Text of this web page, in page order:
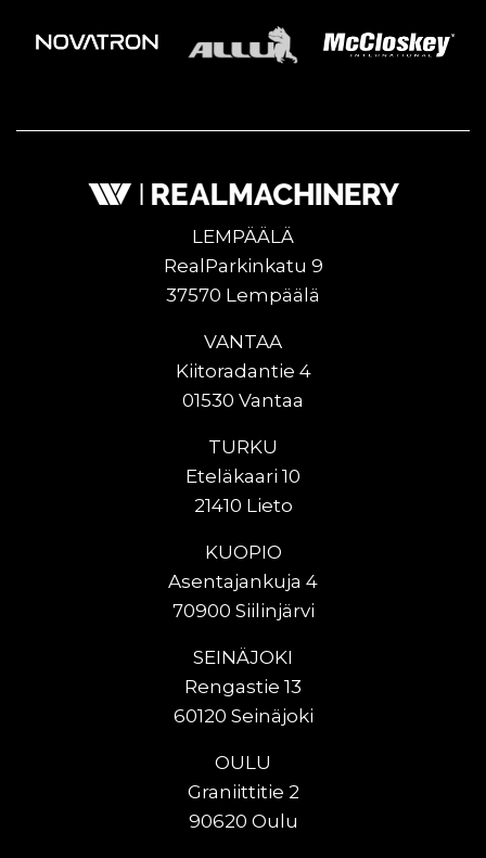
LEMPÄÄLÄ
RealParkinkatu 9
37570 Lempäälä
VANTAA
Kiitoradantie 4
01530 Vantaa
TURKU
Eteläkaari 10
21410 Lieto
KUOPIO
Asentajankuja 4
70900 Siilinjärvi
SEINÄJOKI
Rengastie 13
60120 Seinäjoki
OULU
Graniittitie 2
90620 Oulu